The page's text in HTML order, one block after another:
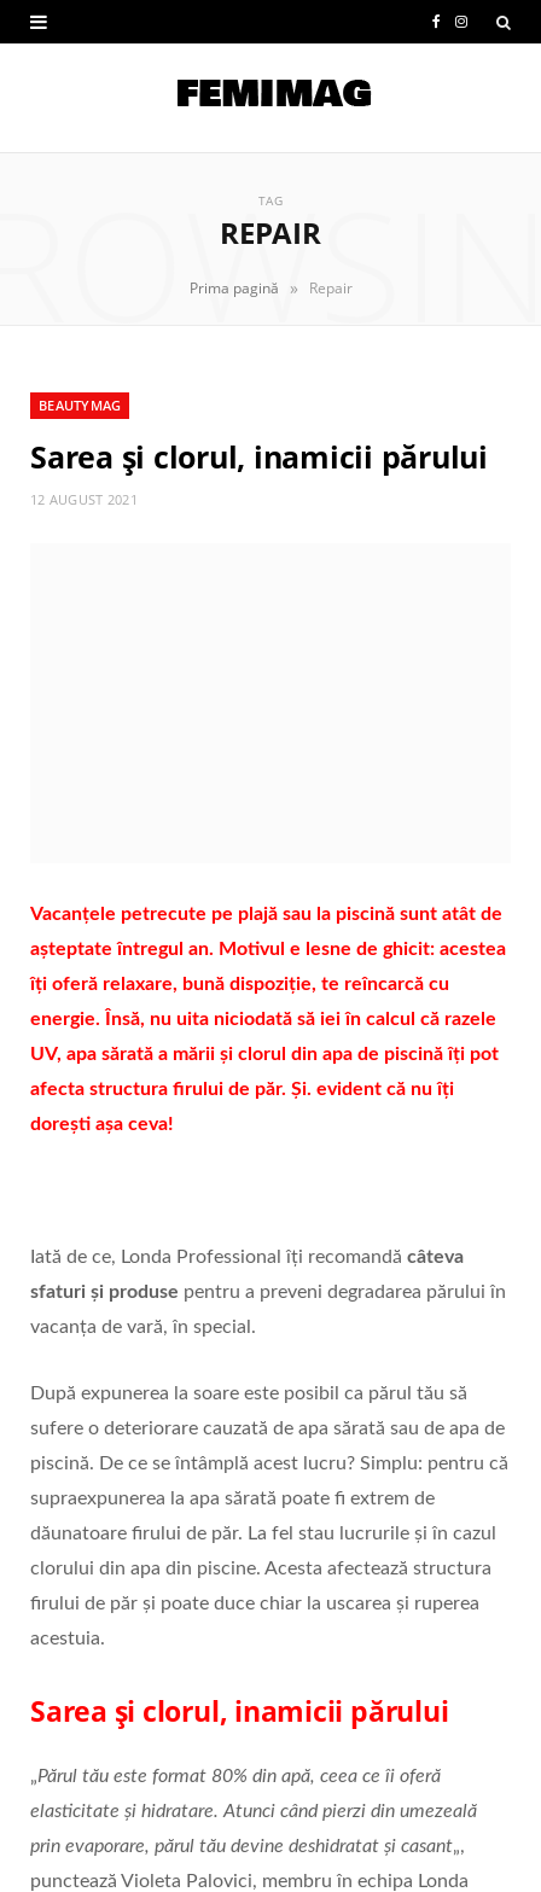
e
I
t
TAG
REPAIR
Prima pagină » Repair
BEAUTYMAG
Sarea și clorul, inamicii părului
12 AUGUST 2021
Vacanțele petrecute pe plajă sau la piscină sunt atât de
așteptate întregul an. Motivul e lesne de ghicit: acestea
îți oferă relaxare, bună dispoziție, te reîncarcă cu
energie. Însă, nu uita niciodată să iei în calcul că razele
UV, apa sărată a mării și clorul din apa de piscină îți pot
afecta structura firului de păr. Și. evident că nu îți
dorești așa ceva!
Iată de ce, Londa Professional îți recomandă câteva
sfaturi și produse pentru a preveni degradarea părului în
vacanța de vară, în special.
După expunerea la soare este posibil ca părul tău să
sufere o deteriorare cauzată de apa sărată sau de apa de
piscină. De ce se întâmplă acest lucru? Simplu: pentru că
supraexpunerea la apa sărată poate fi extrem de
dăunatoare firului de păr. La fel stau lucrurile și în cazul
clorului din apa din piscine. Acesta afectează structura
firului de păr și poate duce chiar la uscarea și ruperea
acestuia.
Sarea și clorul, inamicii părului
„Părul tău este format 80% din apă, ceea ce îi oferă
elasticitate și hidratare. Atunci când pierzi din umezeală
prin evaporare, părul tău devine deshidratat și casant„,
punctează Violeta Palovici, membru în echipa Londa